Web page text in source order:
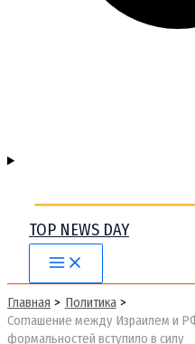
TOP NEWS DAY
Main
Menu
Главная
Политика
Соглашение между Израилем и
формальностей вступило в силу